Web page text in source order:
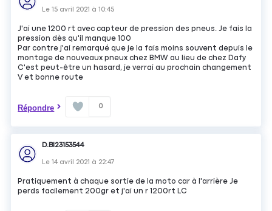
Le15 avril 2021 à10:45
J'ai une 1200 rt avec capteur de pression des pneus. Je fais la
pression dès qu'il manque 100
Par contre j'ai remarqué que je la fais moins souvent depuis le
montage de nouveaux pneux chez BMW au lieu de chez Dafy
C'est peut-être un hasard, je verrai au prochain changement
V et bonne route
Répondre 0
D.BI23153544
Le14 avril 2021 à 22:47
Pratiquement à chaque sortie de la moto car à l'arrière Je
perds facilement 200gr et j'ai un r 1200rt LC